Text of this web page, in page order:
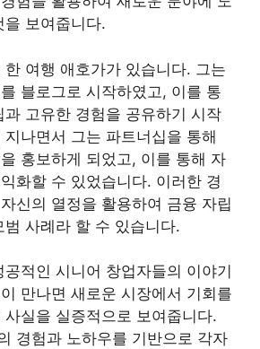
을 보여줍니다.
한 여행 애호가가 있습니다. 그는
블로그로 시작하였고, 이를 통
고유한 경험을 공유하기 시작
나면서 그는 파트너십을 통해
홍보하게 되었고, 이를 통해 자
화할 수 있었습니다. 이러한 경
신의 열정을 활용하여 금융 자립
사례라 할 수 있습니다.
적인 시니어 창업자들의 이야기
만나면 새로운 시장에서 기회를
실을 실증적으로 보여줍니다.
경험과 노하우를 기반으로 각자